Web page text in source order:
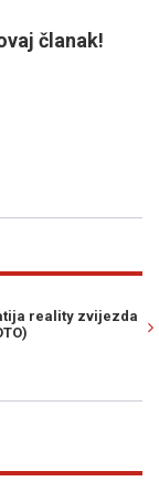
članak!
JEDINICA